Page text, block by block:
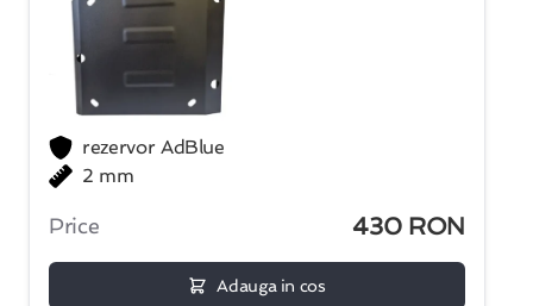
rezervor AdBlue
2 mm
Price 430 RON
Adauga in cos